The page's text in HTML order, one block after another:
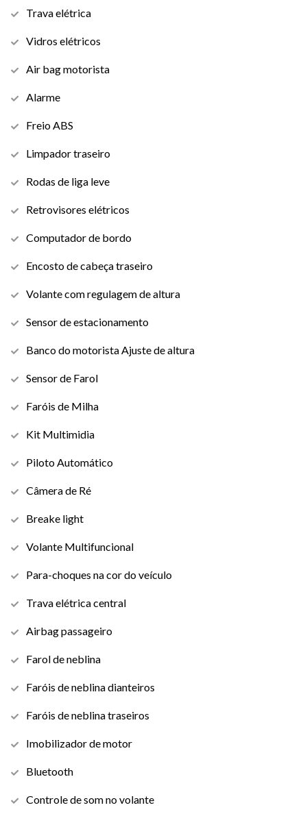
Trava elétrica
Vidros elétricos
Air bag motorista
Alarme
Freio ABS
Limpador traseiro
Rodas de liga leve
Retrovisores elétricos
Computador de bordo
Encosto de cabeça traseiro
Volante com regulagem de altura
Sensor de estacionamento
Banco do motorista Ajuste de altura
Sensor de Farol
Faróis de Milha
Kit Multimidia
Piloto Automático
Câmera de Ré
Breake light
Volante Multifuncional
Para-choques na cor do veículo
Trava elétrica central
Airbag passageiro
Farol de neblina
Faróis de neblina dianteiros
Faróis de neblina traseiros
Imobilizador de motor
Bluetooth
Controle de som no volante